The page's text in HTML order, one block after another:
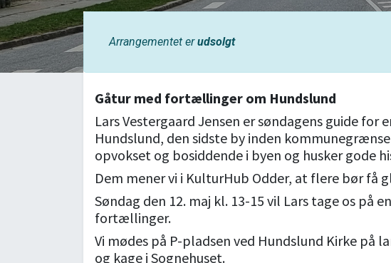
Arrangementet erudsolgt
Gåtur med fortællinger om Hundslund
Lars Vestergaard Jensen er søndagens guide for
Hundslund, den sidste by inden
opvokset og bosiddende i byen og husker gode
Dem mener vi i KulturHub Odder, at flere bør få
Søndag den 12. maj kl. 13-15 vil Lars tage os på
fortællinger.
Vi mødes på P-pladsen ved Hundslund Kirke på
og kage i Sognehuset.